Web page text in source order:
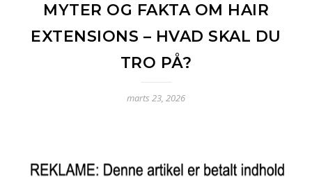
MYTER OG FAKTA OM HAIR
EXTENSIONS – HVAD SKAL DU
TRO PÅ?
marts 23, 2026